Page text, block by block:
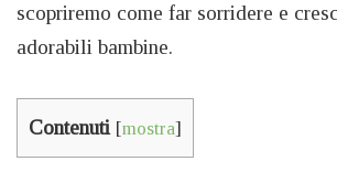
scopriremo come far sorridere e
adorabili bambine.
Contenuti [mostra]